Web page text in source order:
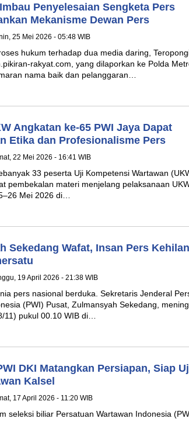
Penyelesaian Sengketa Pers
Mekanisme Dewan Pers
25 Mei 2026 - 05:48 WIB
hukum terhadap dua media daring,
rakyat.com, yang dilaporkan ke Polda
nama baik dan pelanggaran…
Angkatan ke-65 PWI Jaya Dapat
Etika dan Profesionalisme Pers
22 Mei 2026 - 16:41 WIB
33 peserta Uji Kompetensi Wartawan
pembekalan materi menjelang pelaksanaan
Mei 2026 di…
Sekedang Wafat, Insan Pers
19 April 2026 - 21:38 WIB
pers nasional berduka. Sekretaris Jenderal
(PWI) Pusat, Zulmansyah Sekedang,
11) pukul 00.10 WIB di…
DKI Matangkan Persiapan, Siap
Kalsel
17 April 2026 - 11:20 WIB
seleksi biliar Persatuan Wartawan Indonesia